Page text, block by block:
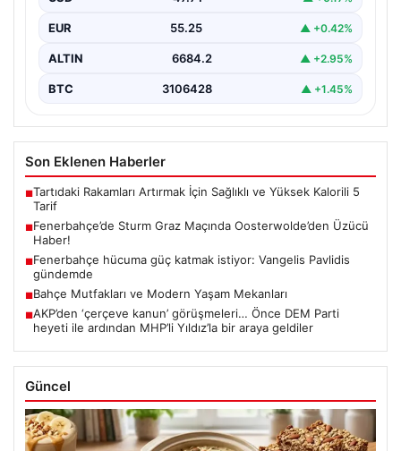
Mücadele…
EUR 55.25 ▲ +0.42%
ALTIN 6684.2 ▲ +2.95%
BTC 3106428 ▲ +1.45%
Son Eklenen Haberler
■Tartıdaki Rakamları Artırmak İçin Sağlıklı ve Yüksek Kalorili 5
Tarif
■Fenerbahçe’de Sturm Graz Maçında Oosterwolde’den Üzücü
Haber!
■Fenerbahçe hücuma güç katmak istiyor: Vangelis Pavlidis
gündemde
■Bahçe Mutfakları ve Modern Yaşam Mekanları
■AKP’den ‘çerçeve kanun’ görüşmeleri… Önce DEM Parti
heyeti ile ardından MHP’li Yıldız’la bir araya geldiler
Güncel